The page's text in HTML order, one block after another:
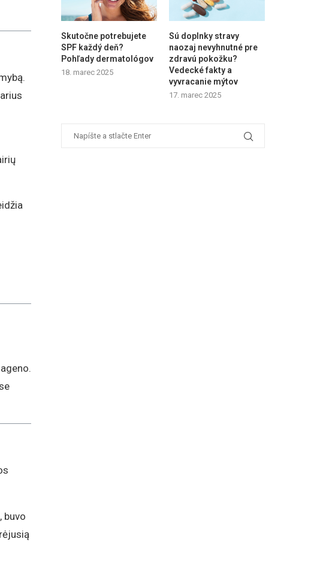
, buvo
Skutočne potrebujete
SPF každý deň?
Pohľady dermatológov
18. marec 2025
Sú doplnky stravy
naozaj nevyhnutné pre
zdravú pokožku?
Vedecké fakty a
vyvracanie mýtov
17. marec 2025